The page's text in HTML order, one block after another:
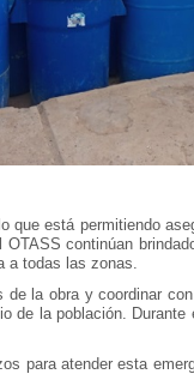
está permitiendo
continúan
a todas las zonas.
la obra y coordinar
de la población.
para atender esta